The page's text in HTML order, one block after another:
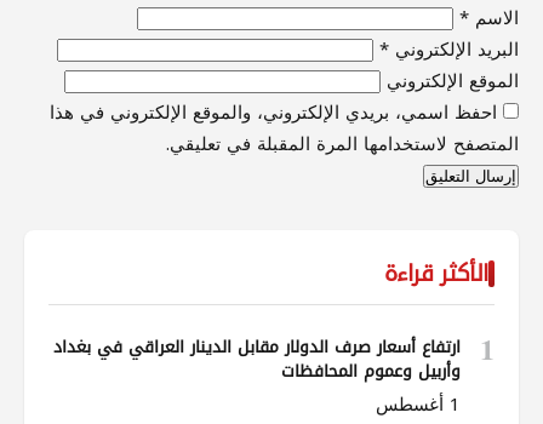
الاسم *
البريد الإلكتروني *
الموقع الإلكتروني
احفظ اسمي، بريدي الإلكتروني، والموقع الإلكتروني في هذا
المتصفح لاستخدامها المرة المقبلة في تعليقي.
الأكثر قراءة
1 ارتفاع أسعار صرف الدولار مقابل الدينار العراقي في بغداد
وأربيل وعموم المحافظات
1 أغسطس